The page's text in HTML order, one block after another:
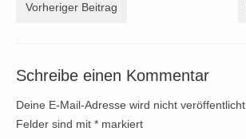
Vorheriger Beitrag
Schreibe einen Kommentar
Deine E-Mail-Adresse wird nicht veröffentlicht.
Felder sind mit * markiert